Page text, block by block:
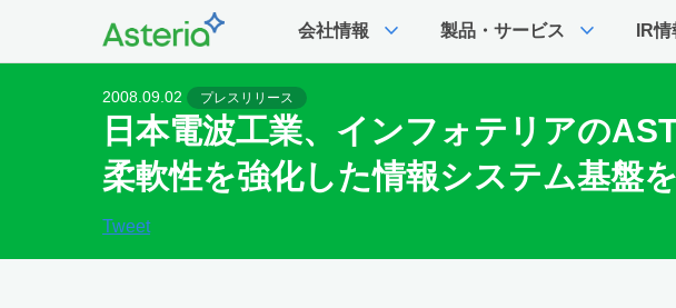
会社情報 expand_more 製品・サービス expand_more IR
2008.09.02 プレスリリース
日本電波工業、インフォテリアの
柔軟性を強化した情報システム基盤
Tweet